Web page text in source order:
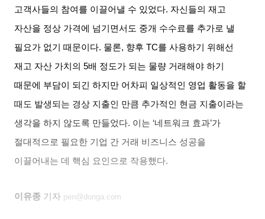
고객사들의 참여를 이끌어낼 수 있었다. 자신들의 재고
자산을 정상 가격에 넘기면서도 중개 수수료를 추가로 낼
필요가 없기 때문이다. 물론, 향후 TC를 사용하기 위해선
재고 자산 가치의 5배 정도가 되는 물량 거래해야 하기
때문에 부담이 되긴 하지만 어차피 일상적인 영업 활동을 할
때도 발생되는 경상 지출인 만큼 추가적인 현금 지출이라는
생각을 하지 않도록 만들었다. 이는 ‘네트워크 효과’가
절대적으로 필요한 기업 간 거래 비즈니스 성공을
이끌어내는 데 핵심 요인으로 작용했다.
이유종 기자 pen@donga.com